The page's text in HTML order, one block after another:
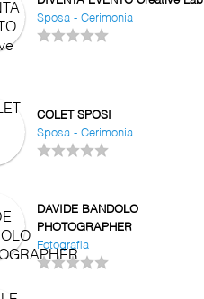
Sposa - Cerimonia
COLET SPOSI
Sposa - Cerimonia
DAVIDE BANDOLO
PHOTOGRAPHER
Fotografia